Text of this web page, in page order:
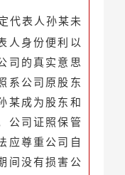
代表人孙某未
人身份便利以
司的真实意思
系公司原股东
某成为股东和
公司证照保管
应尊重公司自
间没有损害公